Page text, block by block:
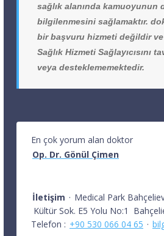
sağlık alanında kamuoyunun
bilgilenmesini sağlamaktır.
bir başvuru hizmeti değildir
Sağlık Hizmeti Sağlayıcısını
veya desteklememektedir.
En çok yorum alan doktor
Op. Dr. Gönül Çimen
İletişim · Medical Park
Kültür Sok. E5 Yolu No:1
Telefon : +90 530 066 04 65 ·